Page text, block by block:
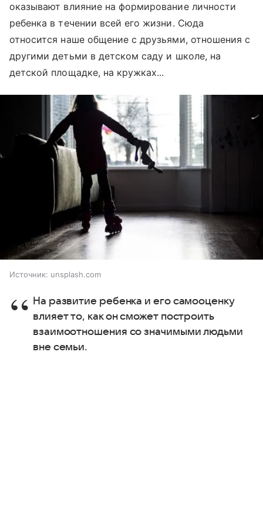
оказывают влияние на формирование личности
ребенка в течении всей его жизни. Сюда
относится наше общение с друзьями, отношения с
другими детьми в детском саду и школе, на
детской площадке, на кружках...
Источник: unsplash.com
На развитие ребенка и его самооценку
влияет то, как он сможет построить
взаимоотношения со значимыми людьми
вне семьи.